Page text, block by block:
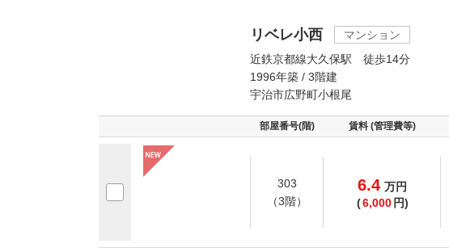
リベレ小西
マンション
近鉄京都線大久保駅 徒歩14分
1996年築 / 3階建
宇治市広野町小根尾
部屋番号(階) 賃料 (管理費等)
303
（3階）
6.4 万円
(6,000 円)